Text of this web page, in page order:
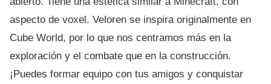
aspecto de voxel. Veloren se inspira originalmente en
Cube World, por lo que nos centramos más en la
exploración y el combate que en la construcción.
¡Puedes formar equipo con tus amigos y conquistar